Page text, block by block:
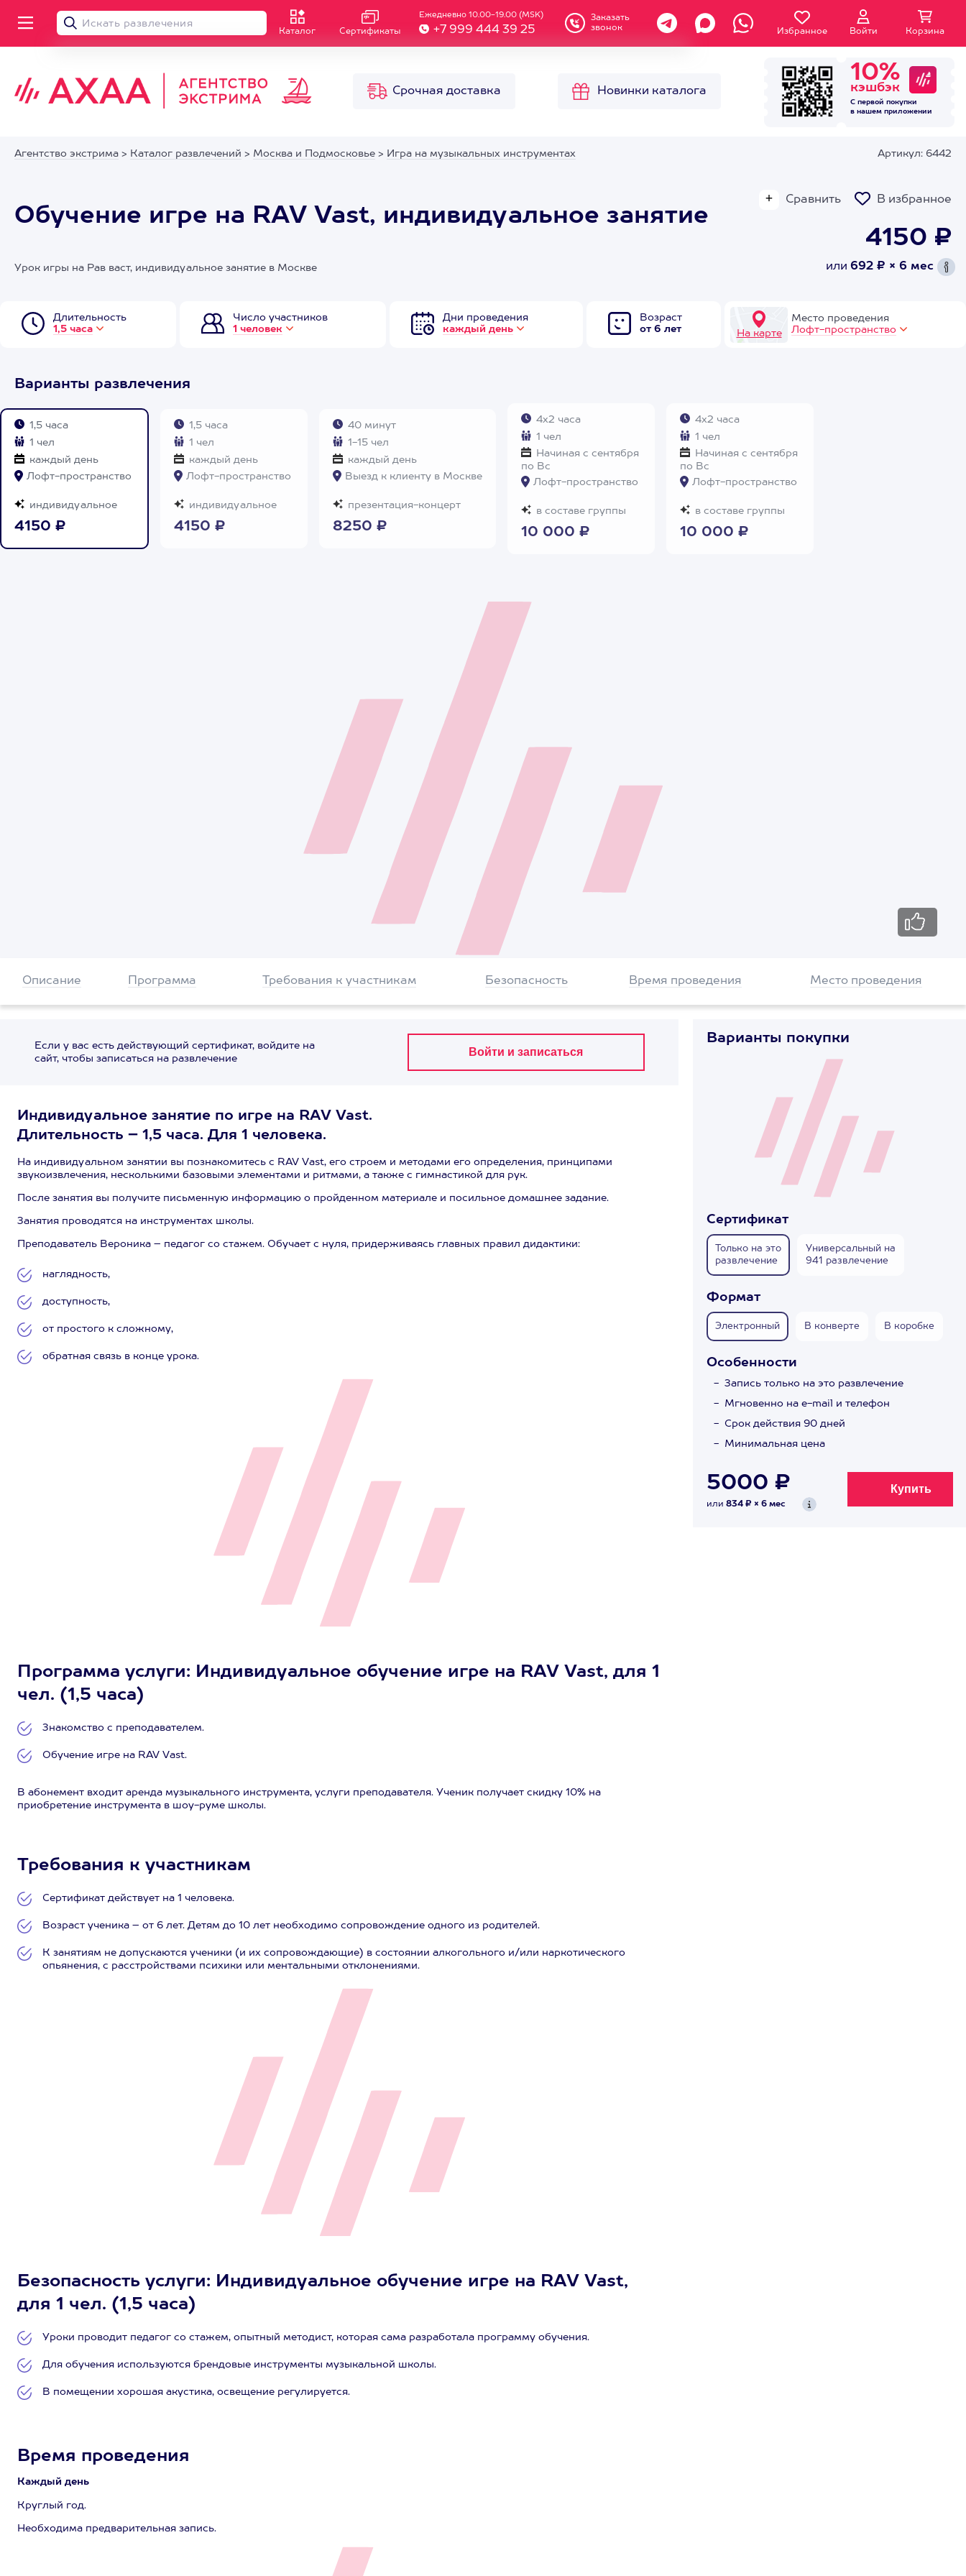
Каталог Сертификаты
Ежедневно 10.00-19.00 (MSK)
+7 999 444 39 25
Заказать
звонок
Избранное Войти Корзина
Срочная доставка Новинки каталога
10%
кэшбэк
С первой покупки
в нашем приложении
Агентство экстрима > Каталог развлечений > Москва и Подмосковье > Игра на музыкальных инструментах Артикул: 6442
Обучение игре на RAV Vast, индивидуальное занятие
Сравнить В избранное
4150 ₽
или 692 ₽ × 6 мес
Урок игры на Рав васт, индивидуальное занятие в Москве
Длительность
1,5 часа
Число участников
1 человек
Дни проведения
каждый день
Возраст
от 6 лет
На карте
Место проведения
Лофт-пространство
Варианты развлечения
1,5 часа
1 чел
каждый день
Лофт-пространство
индивидуальное
4150 ₽
1,5 часа
1 чел
каждый день
Лофт-пространство
индивидуальное
4150 ₽
40 минут
1-15 чел
каждый день
Выезд к клиенту в Москве
презентация-концерт
8250 ₽
4х2 часа
1 чел
Начиная с сентября
по Вс
Лофт-пространство
в составе группы
10 000 ₽
4х2 часа
1 чел
Начиная с сентября
по Вс
Лофт-пространство
в составе группы
10 000 ₽
Описание Программа Требования к участникам Безопасность Время проведения Место проведения
Если у вас есть действующий сертификат, войдите на
сайт, чтобы записаться на развлечение
Индивидуальное занятие по игре на RAV Vast.
Длительность – 1,5 часа. Для 1 человека.
На индивидуальном занятии вы познакомитесь с RAV Vast, его строем и методами его определения, принципами
звукоизвлечения, несколькими базовыми элементами и ритмами, а также с гимнастикой для рук.
После занятия вы получите письменную информацию о пройденном материале и посильное домашнее задание.
Занятия проводятся на инструментах школы.
Преподаватель Вероника – педагог со стажем. Обучает с нуля, придерживаясь главных правил дидактики:
наглядность,
доступность,
от простого к сложному,
обратная связь в конце урока.
Программа услуги: Индивидуальное обучение игре на RAV Vast, для 1
чел. (1,5 часа)
Знакомство с преподавателем.
Обучение игре на RAV Vast.
В абонемент входит аренда музыкального инструмента, услуги преподавателя. Ученик получает скидку 10% на
приобретение инструмента в шоу-руме школы.
Требования к участникам
Сертификат действует на 1 человека.
Возраст ученика – от 6 лет. Детям до 10 лет необходимо сопровождение одного из родителей.
К занятиям не допускаются ученики (и их сопровождающие) в состоянии алкогольного и/или наркотического
опьянения, с расстройствами психики или ментальными отклонениями.
Безопасность услуги: Индивидуальное обучение игре на RAV Vast,
для 1 чел. (1,5 часа)
Уроки проводит педагог со стажем, опытный методист, которая сама разработала программу обучения.
Для обучения используются брендовые инструменты музыкальной школы.
В помещении хорошая акустика, освещение регулируется.
Время проведения
Каждый день
Круглый год.
Необходима предварительная запись.
Варианты покупки
Сертификат
Только на это
развлечение
Универсальный на
941 развлечение
Формат
Электронный В конверте В коробке
Особенности
Запись только на это развлечение
Мгновенно на e-mail и телефон
Срок действия 90 дней
Минимальная цена
5000 ₽
или 834 ₽ × 6 мес